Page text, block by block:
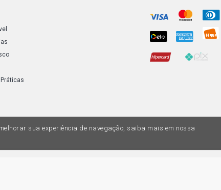
sua experiência de navegação, saiba mais em nossa